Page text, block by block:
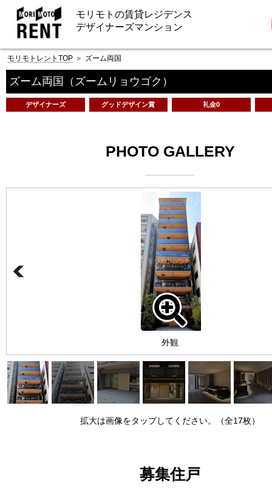
モリモトの賃貸レジデンス
デザイナーズマンション
モリモトレントTOP ＞ ズーム両国
ズーム両国 （ズームリョウゴク）
デザイナーズ グッドデザイン賞 礼金0
PHOTO GALLERY
外観
拡大は画像をタップしてください。（全17枚）
募集住戸